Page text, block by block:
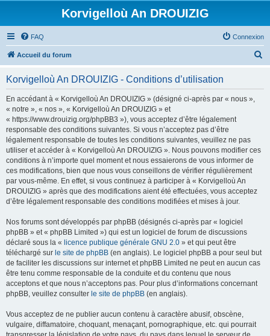
Korvigelloù An DROUIZIG
FAQ Connexion
Accueil du forum
Korvigelloù An DROUIZIG - Conditions d’utilisation
En accédant à « Korvigelloù An DROUIZIG » (désigné ci-après par « nous »,
« notre », « nos », « Korvigelloù An DROUIZIG » et
« https://www.drouizig.org/phpBB3 »), vous acceptez d’être légalement
responsable des conditions suivantes. Si vous n’acceptez pas d’être
légalement responsable de toutes les conditions suivantes, veuillez ne pas
utiliser et accéder à « Korvigelloù An DROUIZIG ». Nous pouvons modifier ces
conditions à n’importe quel moment et nous essaierons de vous informer de
ces modifications, bien que nous vous conseillons de vérifier régulièrement
par vous-même. En effet, si vous continuez à participer à « Korvigelloù An
DROUIZIG » après que des modifications aient été effectuées, vous acceptez
d’être légalement responsable des conditions modifiées et mises à jour.
Nos forums sont développés par phpBB (désignés ci-après par « logiciel
phpBB » et « phpBB Limited ») qui est un logiciel de forum de discussions
déclaré sous la « licence publique générale GNU 2.0 » et qui peut être
téléchargé sur le site de phpBB (en anglais). Le logiciel phpBB a pour seul but
de faciliter les discussions sur internet et phpBB Limited ne peut en aucun cas
être tenu comme responsable de la conduite et du contenu que nous
acceptons et que nous n’acceptons pas. Pour plus d’informations concernant
phpBB, veuillez consulter le site de phpBB (en anglais).
Vous acceptez de ne publier aucun contenu à caractère abusif, obscène,
vulgaire, diffamatoire, choquant, menaçant, pornographique, etc. qui pourrait